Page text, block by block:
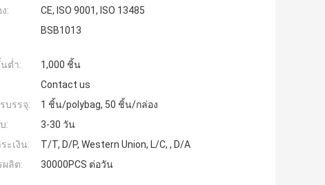
:
CE, ISO 9001, ISO 13485
BSB1013
ต่ำ:
1,000 ชิ้น
Contact us
บรรจุ:
1 ชิ้น/polybag, 50 ชิ้น/กล่อง
:
3-30 วัน
ะเงิน:
T/T, D/P, Western Union, L/C, , D/A
ผลิต:
30000PCS ต่อวัน